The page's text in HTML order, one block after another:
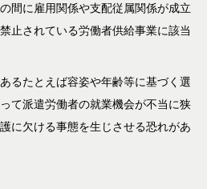
間に雇用関係や支配従属関係が成立
止されている労働者供給事業に該当
るたとえば容姿や年齢等に基づく選
て派遣労働者の就業機会が不当に狭
に欠ける事態を生じさせる恐れがあ